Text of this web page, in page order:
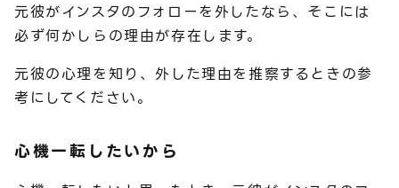
元彼がインスタのフォローを外したなら、そこには
必ず何かしらの理由が存在します。
元彼の心理を知り、外した理由を推察するときの参
考にしてください。
心機一転したいから